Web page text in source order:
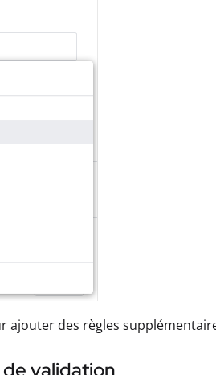
ajouter des règles
de validation